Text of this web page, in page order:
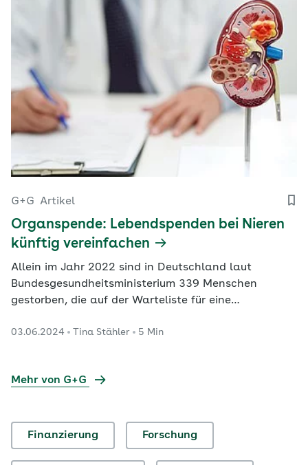
G+G Artikel
Organspende: Lebendspenden bei Nieren
künftig vereinfachen
Allein im Jahr 2022 sind in Deutschland laut
Bundesgesundheitsministerium 339 Menschen
gestorben, die auf der Warteliste für eine
Karl Lauterbach (SPD) plant deshalb, die
die Zahl der Organspenden generell…
03.06.2024 Tina Stähler 5 Min
Mehr von G+G
Finanzierung Forschung